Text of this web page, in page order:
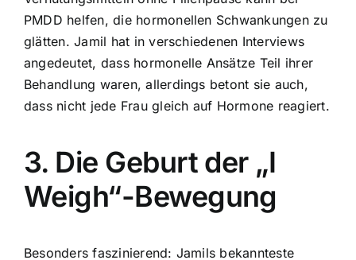
PMDD helfen, die hormonellen Schwankungen zu
glätten. Jamil hat in verschiedenen Interviews
angedeutet, dass hormonelle Ansätze Teil ihrer
Behandlung waren, allerdings betont sie auch,
dass nicht jede Frau gleich auf Hormone reagiert.
3. Die Geburt der „I
Weigh“-Bewegung
Besonders faszinierend: Jamils bekannteste